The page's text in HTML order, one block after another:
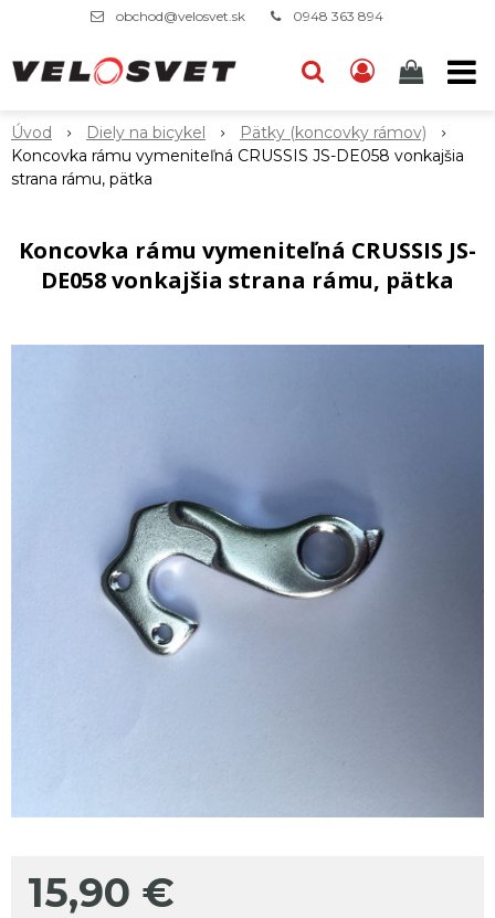
obchod@velosvet.sk 0948 363 894
Úvod Diely na bicykel
Pätky (koncovky rámov)
Koncovka rámu vymeniteľná CRUSSIS JS-DE058 vonkajšia
strana rámu, pätka
Koncovka rámu vymeniteľná CRUSSIS JS-
DE058 vonkajšia strana rámu, pätka
15,90 €